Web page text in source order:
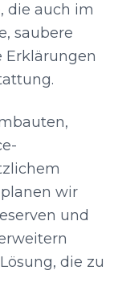
die auch im
saubere
Erklärungen
wir
und
die zu